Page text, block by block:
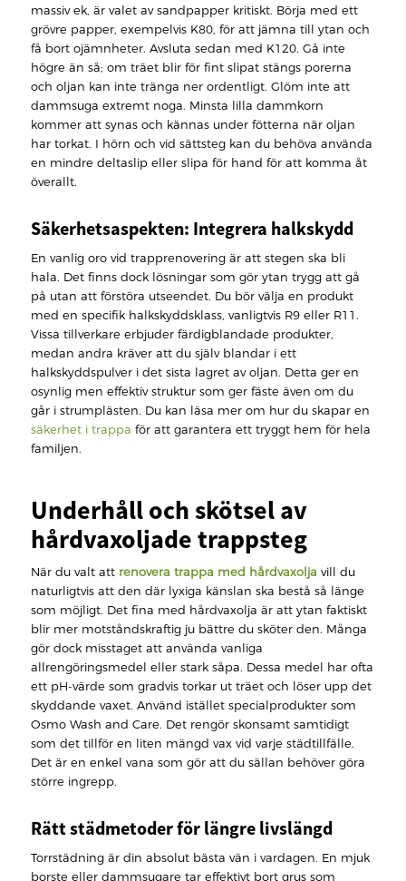
massiv ek, är valet av sandpapper kritiskt. Börja med ett
grövre papper, exempelvis K80, för att jämna till ytan och
få bort ojämnheter. Avsluta sedan med K120. Gå inte
högre än så; om träet blir för fint slipat stängs porerna
och oljan kan inte tränga ner ordentligt. Glöm inte att
dammsuga extremt noga. Minsta lilla dammkorn
kommer att synas och kännas under fötterna när oljan
har torkat. I hörn och vid sättsteg kan du behöva använda
en mindre deltaslip eller slipa för hand för att komma åt
överallt.
Säkerhetsaspekten: Integrera halkskydd
En vanlig oro vid trapprenovering är att stegen ska bli
hala. Det finns dock lösningar som gör ytan trygg att gå
på utan att förstöra utseendet. Du bör välja en produkt
med en specifik halkskyddsklass, vanligtvis R9 eller R11.
Vissa tillverkare erbjuder färdigblandade produkter,
medan andra kräver att du själv blandar i ett
halkskyddspulver i det sista lagret av oljan. Detta ger en
osynlig men effektiv struktur som ger fäste även om du
går i strumplästen. Du kan läsa mer om hur du skapar en
säkerhet i trappa för att garantera ett tryggt hem för hela
familjen.
Underhåll och skötsel av
hårdvaxoljade trappsteg
När du valt att renovera trappa med hårdvaxolja vill du
naturligtvis att den där lyxiga känslan ska bestå så länge
som möjligt. Det fina med hårdvaxolja är att ytan faktiskt
blir mer motståndskraftig ju bättre du sköter den. Många
gör dock misstaget att använda vanliga
allrengöringsmedel eller stark såpa. Dessa medel har ofta
ett pH-värde som gradvis torkar ut träet och löser upp det
skyddande vaxet. Använd istället specialprodukter som
Osmo Wash and Care. Det rengör skonsamt samtidigt
som det tillför en liten mängd vax vid varje städtillfälle.
Det är en enkel vana som gör att du sällan behöver göra
större ingrepp.
Rätt städmetoder för längre livslängd
Torrstädning är din absolut bästa vän i vardagen. En mjuk
borste eller dammsugare tar effektivt bort grus som